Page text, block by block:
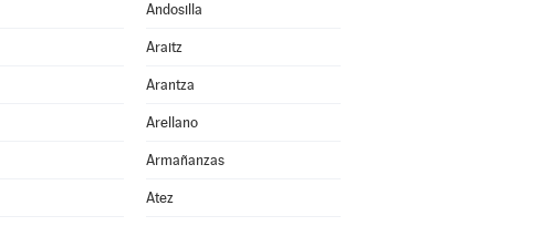
Andosilla
Araitz
Arantza
Arellano
Armañanzas
Atez